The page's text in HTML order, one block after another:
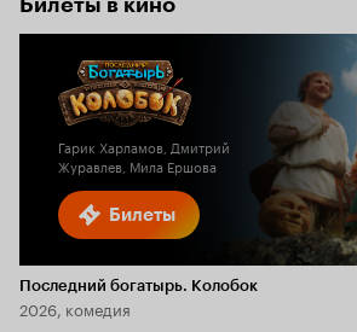
Билеты
Гарик Харламов, Дмитрий
Журавлев, Мила Ершова
Последний богатырь. Колобок
2026, комедия